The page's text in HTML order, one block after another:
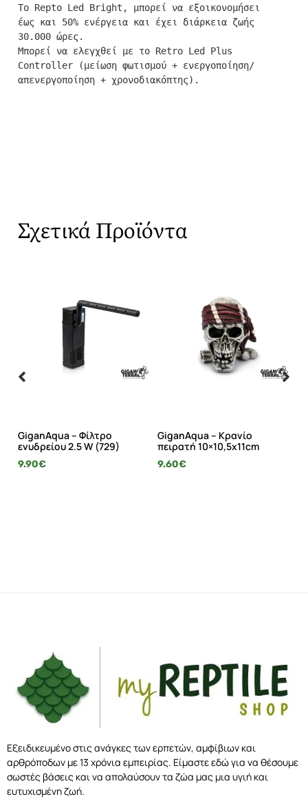
Το Repto Led Bright, μπορεί να εξοικονομήσει
έως και 50% ενέργεια και έχει διάρκεια ζωής
30.000 ώρες.
Μπορεί να ελεγχθεί με το Retro Led Plus
Controller (μείωση φωτισμού + ενεργοποίηση/
απενεργοποίηση + χρονοδιακόπτης).
Σχετικά Προϊόντα
GiganAqua – Φίλτρο
ενυδρείου 2.5 W (729)
9.90€
GiganAqua – Κρανίο
πειρατή 10×10,5x11cm
9.60€
Εξειδικευμένο στις ανάγκες των ερπετών, αμφίβιων και
αρθρόποδων με 13 χρόνια εμπειρίας. Είμαστε εδώ για να θέσουμε
σωστές βάσεις και να απολαύσουν τα ζώα μας μια υγιή και
ευτυχισμένη ζωή.